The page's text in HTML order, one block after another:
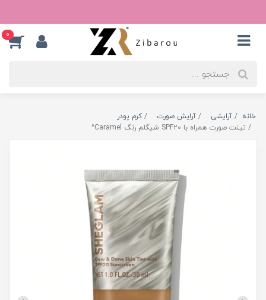
0
خانه آرایشی آرایش صورت
کرم پودر
تینت صورت همراه با SPF20 شیگلم رنگ Caramel^